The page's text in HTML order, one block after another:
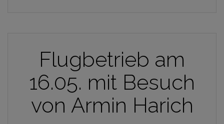
Flugbetrieb am
16.05. mit Besuch
von Armin Harich